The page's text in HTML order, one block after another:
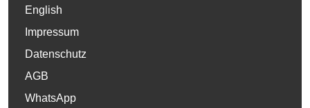
English
Impressum
Datenschutz
AGB
WhatsApp